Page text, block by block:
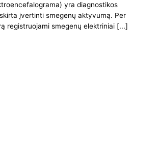
yra diagnostikos
įvertinti smegenų aktyvumą. Per
registruojami smegenų elektriniai [...]